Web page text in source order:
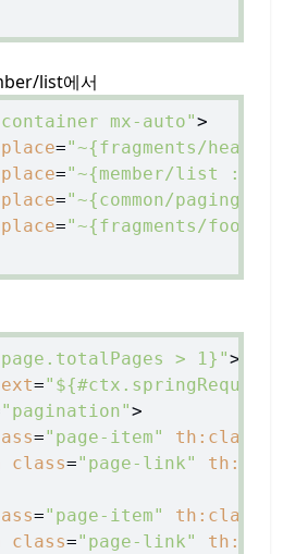
list에서
mx-auto">
="~{fragments/
="~{member/list ::
="~{common/paging ::
="~{fragments/
> 1}">
=
"pagination">
="page-item"
class="page-link"
th:href
="page-item"
class="page-link"
th:href